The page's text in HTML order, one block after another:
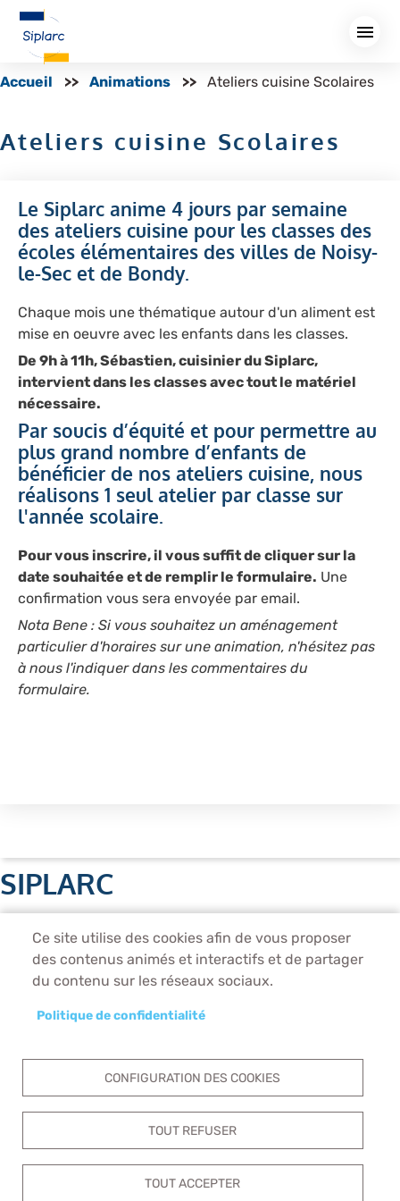
principal
Accueil Animations Ateliers cuisine Scolaires
Ateliers cuisine Scolaires
Le Siplarc anime 4 jours par semaine
des ateliers cuisine pour les classes des
écoles élémentaires des villes de Noisy-
le-Sec et de Bondy.
Chaque mois une thématique autour d'un aliment est
mise en oeuvre avec les enfants dans les classes.
De 9h à 11h, Sébastien, cuisinier du Siplarc,
intervient dans les classes avec tout le matériel
nécessaire.
Par soucis d’équité et pour permettre au
plus grand nombre d’enfants de
bénéficier de nos ateliers cuisine, nous
réalisons 1 seul atelier par classe sur
l'année scolaire.
Pour vous inscrire, il vous suffit de cliquer sur la
date souhaitée et de remplir le formulaire. Une
confirmation vous sera envoyée par email.
Nota Bene : Si vous souhaitez un aménagement
particulier d'horaires sur une animation, n'hésitez pas
à nous l'indiquer dans les commentaires du
formulaire.
Ce site utilise des cookies afin de vous proposer
des contenus animés et interactifs et de partager
du contenu sur les réseaux sociaux.
Politique de confidentialité
CONFIGURATION DES COOKIES
TOUT REFUSER
TOUT ACCEPTER
SIPLARC
1 rue Saint-Just, 93130 Noisy-le-Sec
Tél. 01 56 27 02 39
Direction Administrative
2, rue Saint-Just, 93130 Noisy-le-Sec
Tél. 01 41 83 20 41
les mardis et jeudis sur réservation
Pied
DONNÉES PERSONNELLES
ACCESSIBILITÉ : NON CONFORME